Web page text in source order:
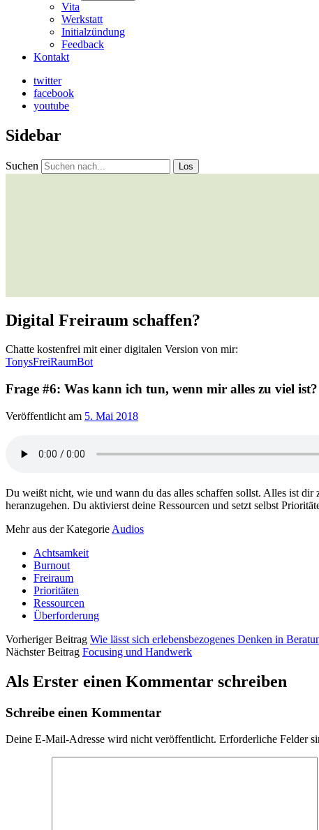
Vita
Werkstatt
Initialzündung
Feedback
Kontakt
twitter
facebook
youtube
Sidebar
Suchen
Digital Freiraum schaffen?
Chatte kostenfrei mit einer digitalen Version von mir:
TonysFreiRaumBot
Frage #6: Was kann ich tun, wenn mir alles zu viel ist?
Veröffentlicht am 5. Mai 2018
Du weißt nicht, wie und wann du das alles schaffen sollst. Alles ist
heranzugehen. Du aktivierst deine Ressourcen und setzt selbst
Mehr aus der Kategorie Audios
Achtsamkeit
Burnout
Freiraum
Prioritäten
Ressourcen
Überforderung
Vorheriger Beitrag Wie lässt sich erlebensbezogenes Denken in
Nächster Beitrag Focusing und Handwerk
Als Erster einen Kommentar schreiben
Schreibe einen Kommentar
Deine E-Mail-Adresse wird nicht veröffentlicht. Erforderliche Felder